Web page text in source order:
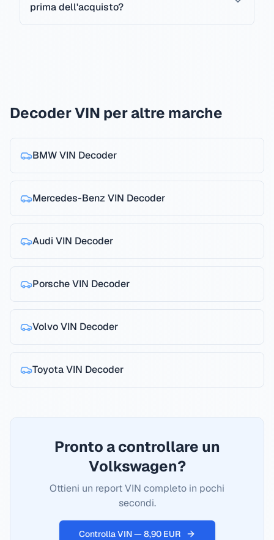
prima dell'acquisto?
Decoder VIN per altre marche
BMWVIN Decoder
Mercedes-Benz VIN Decoder
Audi VIN Decoder
PorscheVIN Decoder
VolvoVIN Decoder
ToyotaVIN Decoder
Pronto a controllare un
Volkswagen?
Ottieni un report VIN completo in pochi
secondi.
Controlla VIN — 8,90 EUR